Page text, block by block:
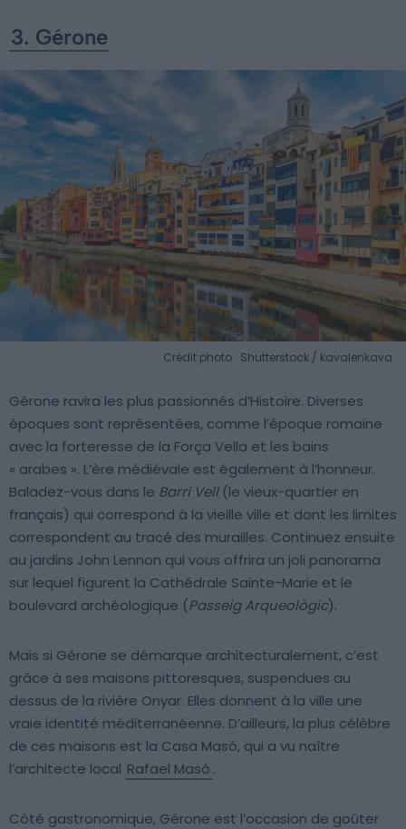
3. Gérone
Crédit photo : Shutterstock / kavalenkava
Gérone ravira les plus passionnés d’Histoire. Diverses
époques sont représentées, comme l’époque romaine
avec la forteresse de la Força Vella et les bains
« arabes ». L’ère médiévale est également à l’honneur.
Baladez-vous dans le Barri Vell(le vieux-quartier en
français) qui correspond à la vieille ville et dont les limites
correspondent au tracé des murailles. Continuez ensuite
au jardins John Lennon qui vous offrira un joli panorama
sur lequel figurent la Cathédrale Sainte-Marie et le
boulevard archéologique (Passeig Arqueològic).
Mais si Gérone se démarque architecturalement, c’est
grâce à ses maisons pittoresques, suspendues au
dessus de la rivière Onyar. Elles donnent à la ville une
vraie identité méditerranéenne. D’ailleurs, la plus célèbre
de ces maisons est la Casa Masó, qui a vu naître
l’architecte local Rafael Masó.
Côté gastronomique, Gérone est l’occasion de goûter